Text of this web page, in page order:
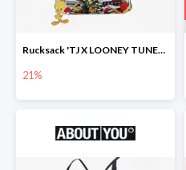
Rucksack 'TJ X LOONEY TUNES Plecak
21%